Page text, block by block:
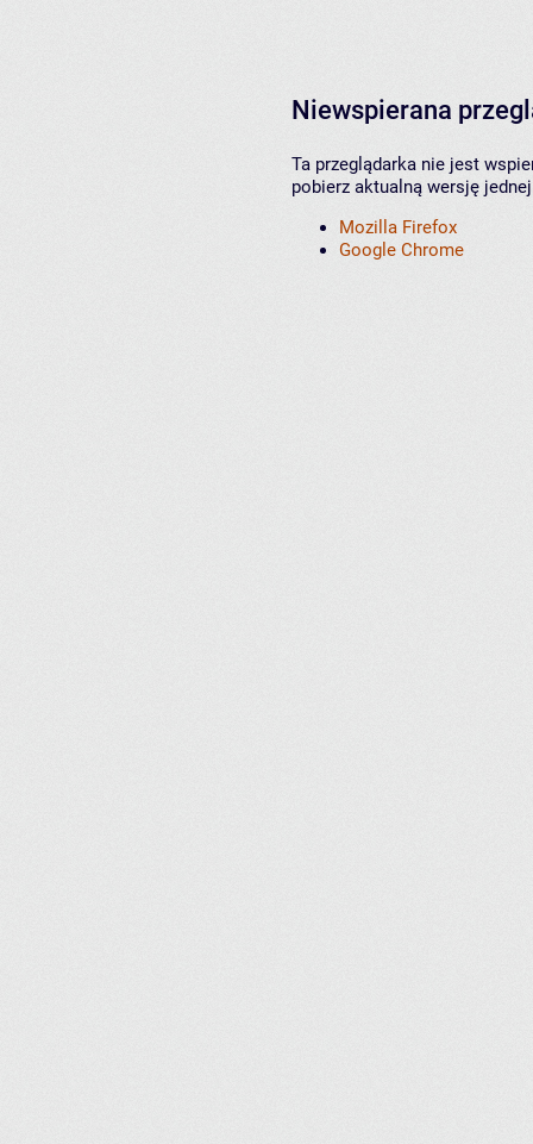
Niewspierana
Ta przeglądarka nie jest
pobierz aktualną wersję
Mozilla Firefox
Google Chrome